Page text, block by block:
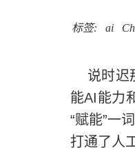
标签: ai
说时迟
能AI能力
“赋能”一
打通了人